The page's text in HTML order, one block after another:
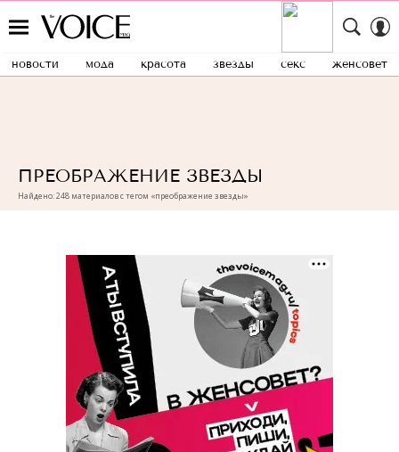
новости мода красота звезды секс женсовет
ПРЕОБРАЖЕНИЕ ЗВЕЗДЫ
Найдено: 248 материалов с тегом «преображение звезды»